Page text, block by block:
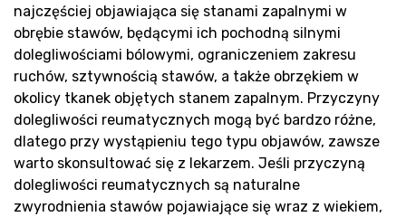
najczęściej objawiająca się stanami zapalnymi w
obrębie stawów, będącymi ich pochodną silnymi
dolegliwościami bólowymi, ograniczeniem zakresu
ruchów, sztywnością stawów, a także obrzękiem w
okolicy tkanek objętych stanem zapalnym. Przyczyny
dolegliwości reumatycznych mogą być bardzo różne,
dlatego przy wystąpieniu tego typu objawów, zawsze
warto skonsultować się z lekarzem. Jeśli przyczyną
dolegliwości reumatycznych są naturalne
zwyrodnienia stawów pojawiające się wraz z wiekiem,